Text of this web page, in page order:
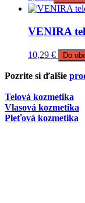
VENIRA
10,29 € Do
Pozrite si ďalšie
Telová kozmetika
Vlasová kozmetika
Pleťová kozmetika